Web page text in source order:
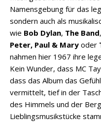
Namensgebung für das
sondern auch als
wie Bob Dylan, The Band,
Peter, Paul & Mary oder
nahmen hier 1967 ihre
Kein Wunder, dass MC
dass das Album das
vermittelt, tief in der
des Himmels und der
Lieblingsmusikstücke